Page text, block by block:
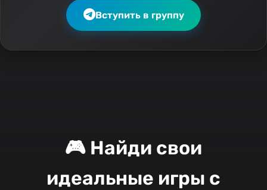
Вступить в группу
🎮 Найди свои
идеальные игры с